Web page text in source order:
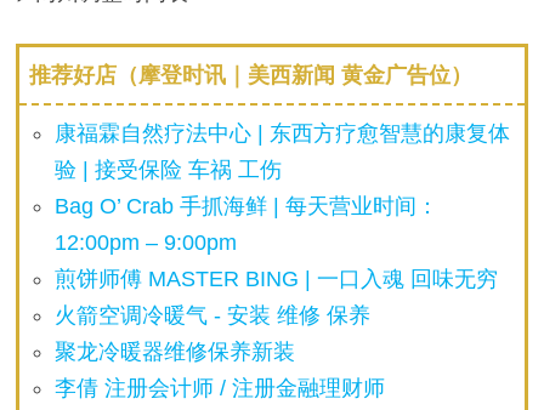
推荐好店（摩登时讯｜美西新闻 黄金广告位）
康福霖自然疗法中心 | 东西方疗愈智慧的康复体
验 | 接受保险 车祸 工伤
Bag O’ Crab 手抓海鲜 | 每天营业时间：
12:00pm – 9:00pm
煎饼师傅 MASTER BING | 一口入魂 回味无穷
火箭空调冷暖气 - 安装 维修 保养
聚龙冷暖器维修保养新装
李倩 注册会计师 / 注册金融理财师